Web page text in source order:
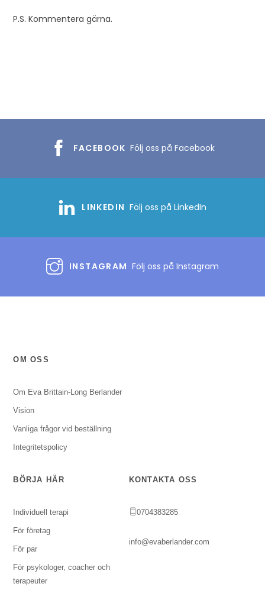
P.S. Kommentera gärna.
FACEBOOK Följ oss på Facebook
LINKEDIN Följ oss på LinkedIn
INSTAGRAM Följ oss på Instagram
OM OSS
Om Eva Brittain-Long Berlander
Vision
Vanliga frågor vid beställning
Integritetspolicy
BÖRJA HÄR
Individuell terapi
För företag
För par
För psykologer, coacher och
terapeuter
KONTAKTA OSS
0704383285
info@evaberlander.com